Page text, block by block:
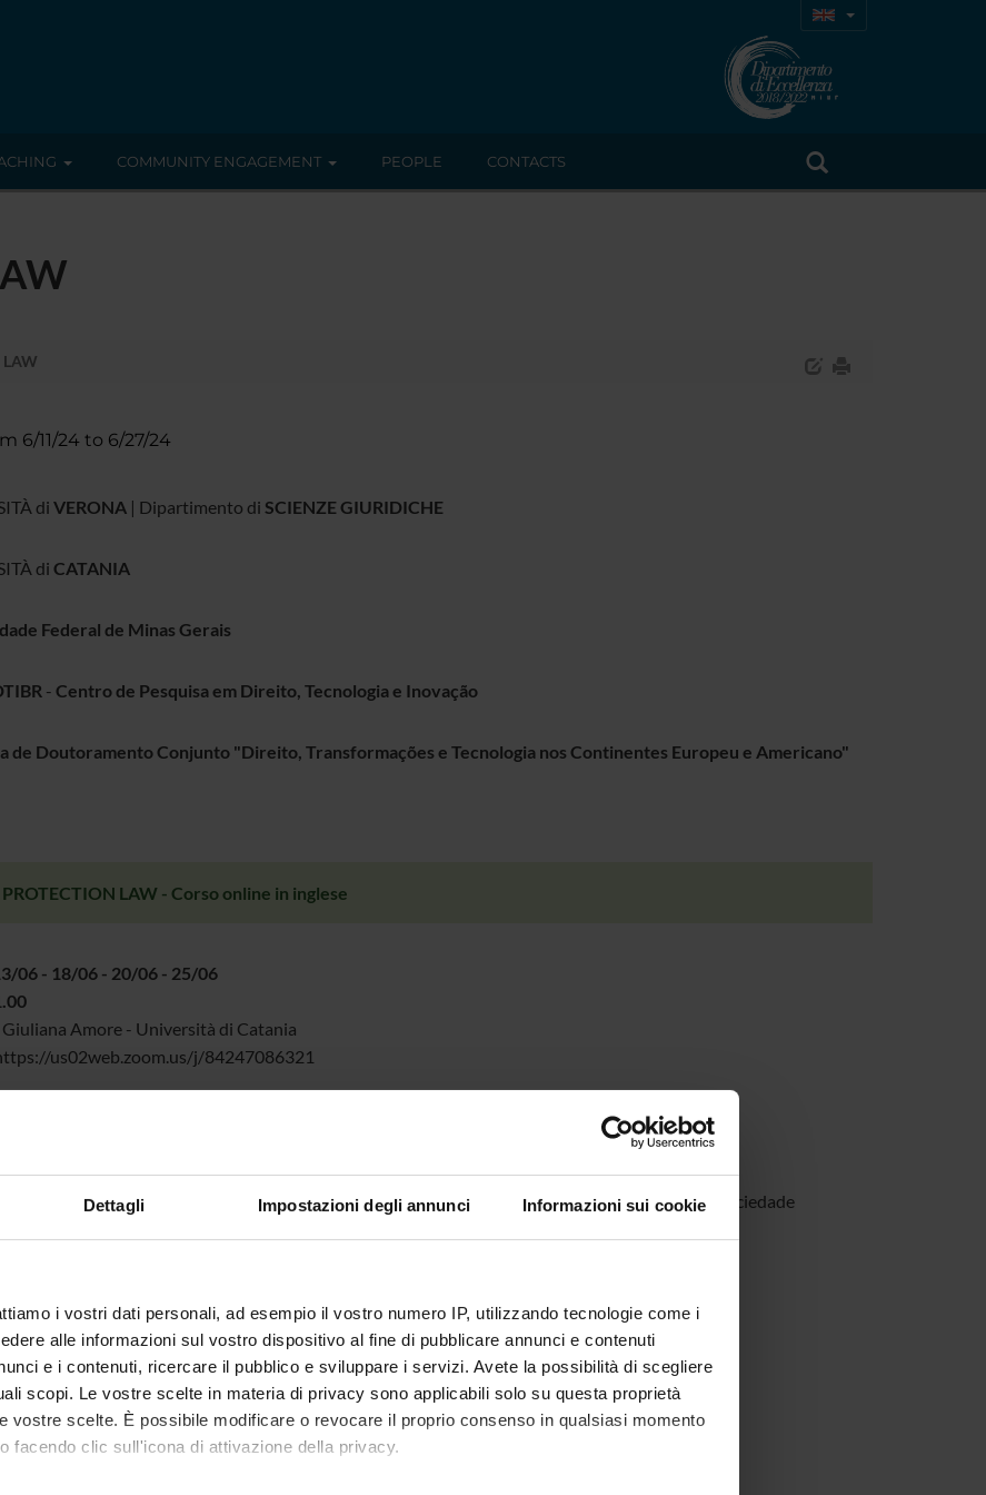
Dettagli Impostazioni degli annunci Informazioni sui cookie
i vostri dati personali, ad esempio il vostro numero IP, utilizzando tecnologie come i
alle informazioni sul vostro dispositivo al fine di pubblicare annunci e contenuti
e i contenuti, ricercare il pubblico e sviluppare i servizi. Avete la possibilità di scegliere
scopi. Le vostre scelte in materia di privacy sono applicabili solo su questa proprietà
vostre scelte. È possibile modificare o revocare il proprio consenso in qualsiasi momento
facendo clic sull'icona di attivazione della privacy.
COMMUNITY ENGAGEMENT PEOPLE CONTACTS
LAW
6/11/24 to 6/27/24
di VERONA| Dipartimento di SCIENZE GIURIDICHE
di CATANIA
Federal de Minas Gerais
- Centro de Pesquisa em Direito, Tecnologia e Inovação
de Doutoramento Conjunto "Direito, Transformações e Tecnologia nos Continentes Europeu e Americano"
LAW - Corso online in inglese
06 - 18/06 - 20/06 - 25/06
Giuliana Amore - Università di Catania
us02web.zoom.us/j/84247086321
Parentoni - Universidade Federal de Minas Gerais
Carlos Affonso - Universidade do Estado do Rio de Janeiro Diretor do Instituto de Tecnologia e Sociedade
Andrade
Parentoni
Milagres